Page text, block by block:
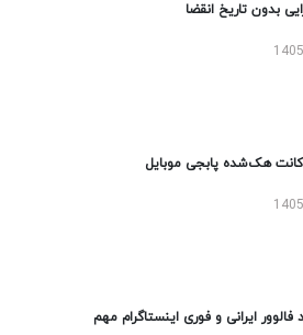
بدون تاریخ انقضا
هک‌شده پابجی موبایل
ایرانی و فوری اینستاگرام مهم